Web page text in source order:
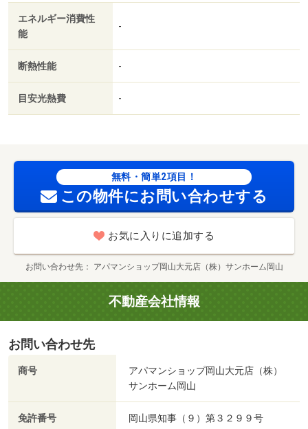
エネルギー消費性
能
-
断熱性能 -
目安光熱費 -
無料・簡単2項目！
この物件にお問い合わせする
お気に入りに追加する
お問い合わせ先 アパマンショップ岡山大元店（株）サンホーム岡山
不動産会社情報
お問い合わせ先
商号
アパマンショップ岡山大元店（株）
サンホーム岡山
免許番号 岡山県知事（９）第３２９９号